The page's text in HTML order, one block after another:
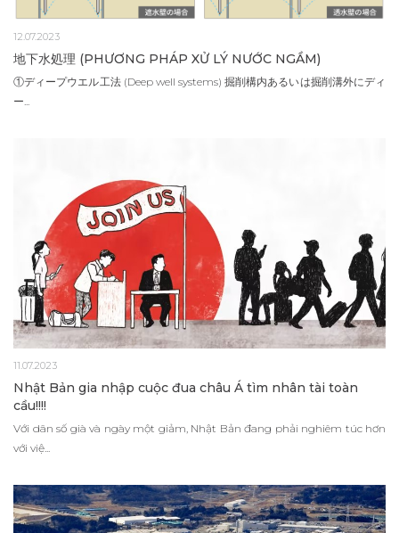
12.07.2023
地下水処理 (PHƯƠNG PHÁP XỬ LÝ NƯỚC NGẦM)
①ディープウエル工法 (Deep well systems) 掘削構内あるいは掘削溝外にディ
ー...
11.07.2023
Nhật Bản gia nhập cuộc đua châu Á tìm nhân tài toàn
cầu!!!!
Với dân số già và ngày một giảm, Nhật Bản đang phải nghiêm túc hơn
với việ...